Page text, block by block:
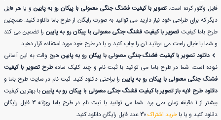
فایل وکتور کرده است. تصویر با کیفیت فشنگ جنگی معمولی با پیکان رو به پایینو یا هر فایل
دیگر که برای طراحی خود نیاز دارید می توانید به صورت رایگان از طرح باما دانلود کنید. همچنین
طرح باما کیفیت تصویر با کیفیت فشنگ جنگی معمولی با پیکان رو به پایینرا تضمین می کند
و شما با خیال راحت می توانید آن را چاپ کنید و یا در طرح خود مورد استفاده قرار دهید.
دانلود تصویر با کیفیت فشنگ جنگی معمولی با پیکان رو به پایین هیچ وقت به این آسانی
نبوده است. شما در طرح باما می توانید با ثبت نام و چند کلیک ساده طرح تصویر با کیفیت
فشنگ جنگی معمولی با پیکان رو به پایین را براحتی دانلود کنید. ثبت نام در سایت طرح باما و
دانلود طرح لایه باز تصویر با کیفیت فشنگ جنگی معمولی با پیکان رو به پایینبا بهترین کیفیت
بیشتر از 1 دقیقه زمان نمی برد. شما می توانید با ثبت نام در طرح باما روزانه 3 فایل رایگان
دانلود کنید و یا باخرید اشتراک30 عدد فایل رایگان دانلود کنید.